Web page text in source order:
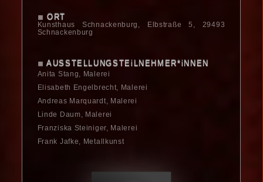
◼ ORT
Kunsthaus Schnacken­burg, Elbstraße 5, 29493
Schnackenburg
◼ AUSSTELLUNGSTEiLNEHMER*iNNEN
Anita Stang, Malerei
Elisabeth Engelbrecht, Malerei
Andreas Marquardt, Malerei
Linde Daum, Malerei
Franziska Steiniger, Malerei
Frank Jafke, Metallkunst